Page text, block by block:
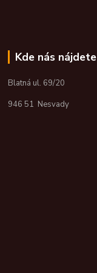
Kde nás nájdete
Blatná ul. 69/20
946 51 Nesvady